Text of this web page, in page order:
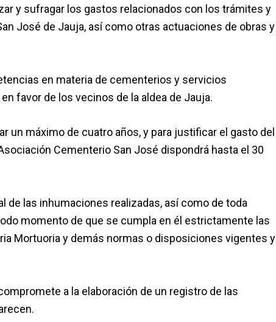
y sufragar los gastos relacionados con los trámites y
José de Jauja, así como otras actuaciones de obras y
en materia de cementerios y servicios
favor de los vecinos de la aldea de Jauja.
un máximo de cuatro años, y para justificar el gasto del
Cementerio San José dispondrá hasta el 30
de las inhumaciones realizadas, así como de toda
momento de que se cumpla en él estrictamente las
Mortuoria y demás normas o disposiciones vigentes y
a la elaboración de un registro de las